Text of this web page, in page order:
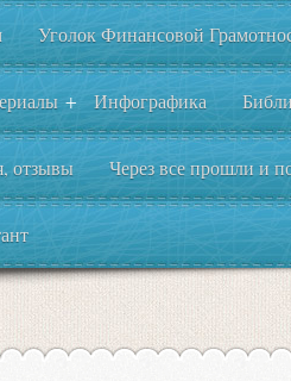
Уголок Финансовой
+ Инфографика
отзывы Через все прошли и